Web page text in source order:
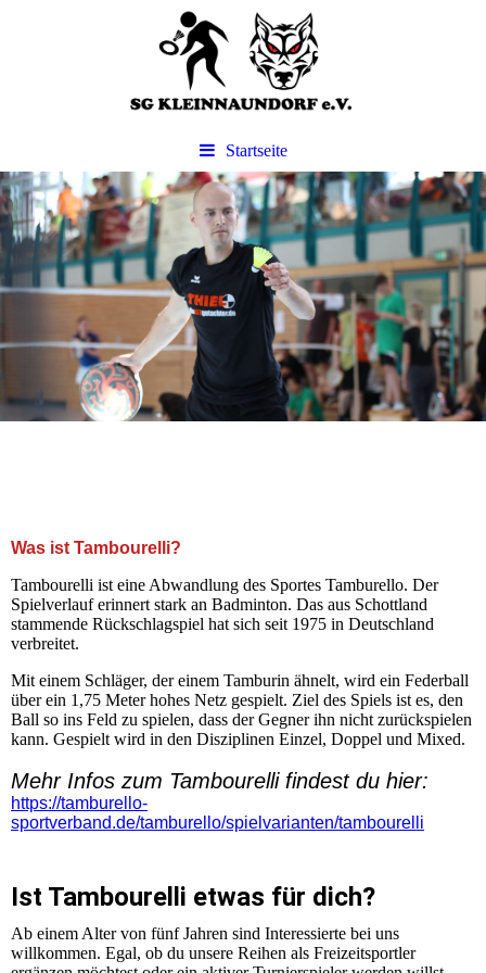
Startseite
Was ist Tambourelli?
Tambourelli ist eine Abwandlung des Sportes Tamburello. Der
Spielverlauf erinnert stark an Badminton. Das aus Schottland
stammende Rückschlagspiel hat sich seit 1975 in Deutschland
verbreitet.
Mit einem Schläger, der einem Tamburin ähnelt, wird ein Federball
über ein 1,75 Meter hohes Netz gespielt. Ziel des Spiels ist es, den
Ball so ins Feld zu spielen, dass der Gegner ihn nicht zurückspielen
kann. Gespielt wird in den Disziplinen Einzel, Doppel und Mixed.
Mehr Infos zum Tambourelli findest du hier:
https://tamburello-
sportverband.de/tamburello/spielvarianten/tambourelli
Ist Tambourelli etwas für dich?
Ab einem Alter von fünf Jahren sind Interessierte bei uns
willkommen. Egal, ob du unsere Reihen als Freizeitsportler